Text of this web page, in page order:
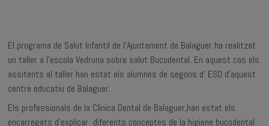
El programa de Salut Infantil de l’Ajuntament de Balaguer ha realitzat
un taller a l’escola Vedruna sobre salut Bucodental. En aquest cas els
assitents al taller han estat els alumnes de segons d’ ESO d’aquest
centre educatiu de Balaguer.
Els professionals de la Clínica Dental de Balaguer,han estat els
encarregats d’explicar diferents conceptes de la higiene bucodental